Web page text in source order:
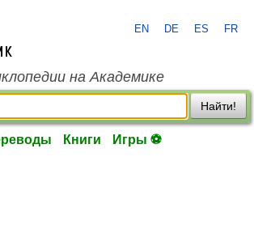
EN DE ES FR
на Академике
Найти!
Книги Игры ⚽